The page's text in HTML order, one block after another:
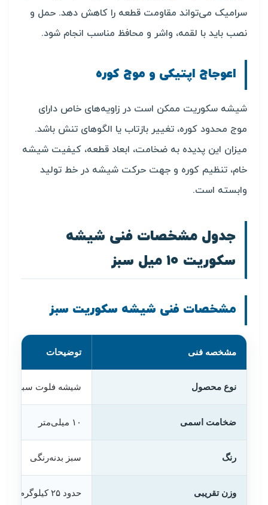
سرامیک می‌تواند مقاومت قطعه را کاهش دهد. حمل و
نصب باید با لقمه، واشر و محافظ مناسب انجام شود.
اعوجاج اپتیکی و موج کوره
شیشه سکوریت ممکن است در زاویه‌های خاص دارای
موج محدود کوره، تغییر بازتاب یا الگوهای تنش باشد.
میزان این پدیده به ضخامت، ابعاد قطعه، کیفیت شیشه
خام، تنظیم کوره و جهت حرکت شیشه در خط تولید
وابسته است.
جدول مشخصات فنی شیشه
سکوریت ۱۰ میل سبز
مشخصات فنی شیشه سکوریت سبز
مشخصه فنی توضیحات
نوع محصول شیشه فلوت سبز
ضخامت اسمی ۱۰ میلی‌متر
رنگ سبز بدنه‌رنگی
وزن تقریبی حدود ۲۵ کیلوگرم در هر مترمربع